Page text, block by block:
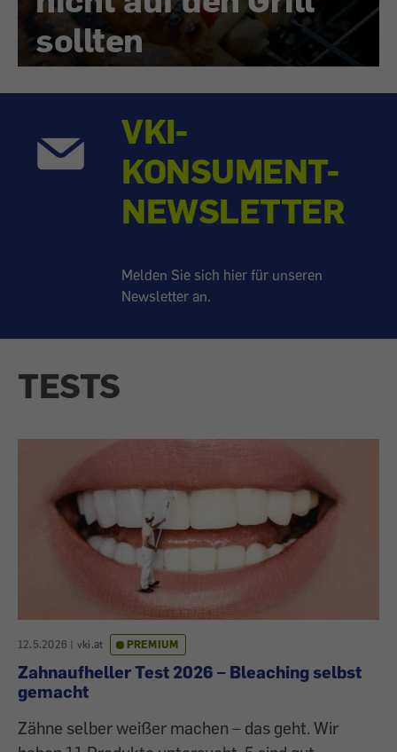
sollten
VKI-
KONSUMENT-
NEWSLETTER
Melden Sie sich hier für unseren
Newsletter an.
TESTS
12.5.2026 | vki.at PREMIUM
Zahnaufheller Test 2026 – Bleaching selbst
gemacht
Zähne selber weißer machen – das geht. Wir